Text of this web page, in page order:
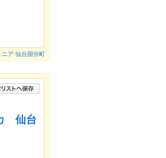
ニア 仙台国分町
仙台